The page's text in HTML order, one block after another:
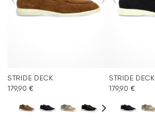
STRIDE DECK
179,90 €
STRIDE DECK
179,90 €